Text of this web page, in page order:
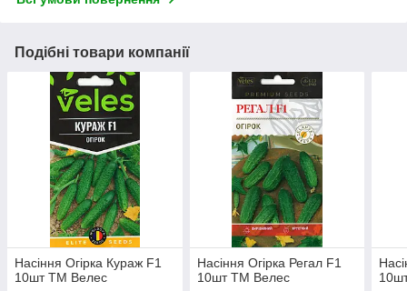
Подібні товари компанії
Насіння Огірка Кураж F1
10шт ТМ Велес
Насіння Огірка Регал F1
10шт ТМ Велес